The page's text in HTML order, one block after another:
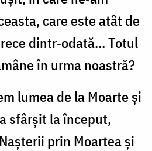
care este atât de
dintr‑odată… Totul
în urma noastră?
lumea de la Moarte și
sfârșit la început,
prin Moartea și